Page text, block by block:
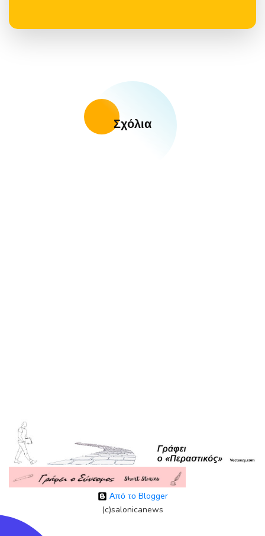
Σχόλια
Από το Blogger
(c)salonicanews